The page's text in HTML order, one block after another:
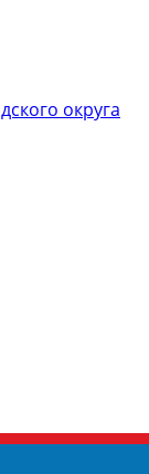
округа